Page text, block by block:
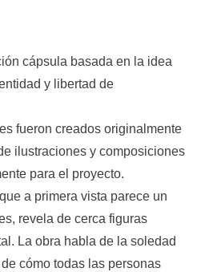
cápsula basada en la idea
y libertad de
fueron creados originalmente
ilustraciones y composiciones
para el proyecto.
a primera vista parece un
revela de cerca figuras
La obra habla de la soledad
cómo todas las personas